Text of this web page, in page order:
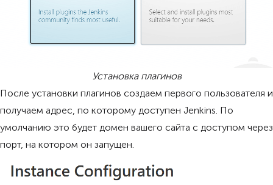
Установка плагинов
После установки плагинов создаем первого пользователя и
получаем адрес, по которому доступен Jenkins. По
умолчанию это будет домен вашего сайта с доступом через
порт, на котором он запущен.